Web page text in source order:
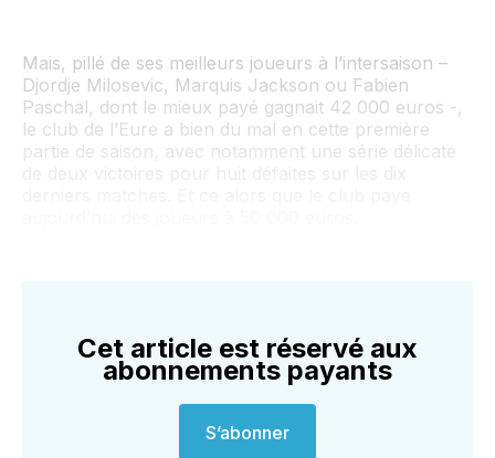
Mais, pillé de ses meilleurs joueurs à l’intersaison –
Djordje Milosevic, Marquis Jackson ou Fabien
Paschal, dont le mieux payé gagnait 42 000 euros -,
le club de l’Eure a bien du mal en cette première
partie de saison, avec notamment une série délicate
Cet article est réservé aux
abonnements payants
S’abonner